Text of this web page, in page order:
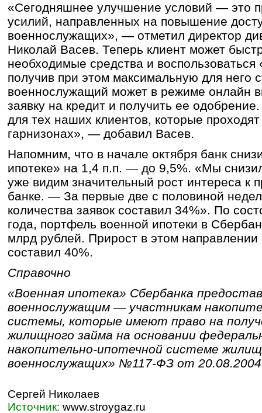
«Сегодняшнее улучшение условий — это
усилий, направленных на повышение
военнослужащих», — отметил директор
Николай Васев. Теперь клиент может
необходимые средства и воспользоваться
получив при этом максимальную для него
военнослужащий может в режиме онлайн
заявку на кредит и получить ее
для тех наших клиентов, которые
гарнизонах», — добавил Васев.
Напомним, что в начале октября банк
ипотеке» на 1,4 п.п. — до 9,5%. «Мы
уже видим значительный рост интереса к
банке. — За первые две с половиной
количества заявок составил 34%». По
года, портфель военной ипотеки в
млрд рублей. Прирост в этом направлении
составил 40%.
Справочно
«Военная ипотека» Сбербанка
военнослужащим — участникам
системы, которые имеют право на
жилищного займа на основании
накопительно-ипотечной системе
военнослужащих» №117-ФЗ от
Сергей Николаев
Источник: www.stroygaz.ru